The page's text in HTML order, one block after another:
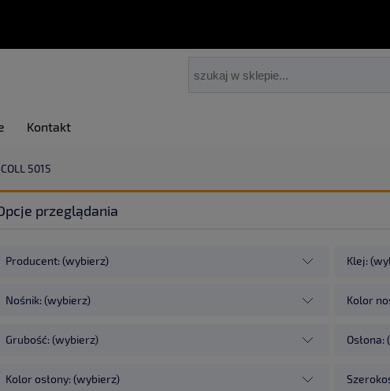
Kontakt
5015
przeglądania
Producent: (wybierz) Klej:
Nośnik: (wybierz) Kolor
Grubość: (wybierz)
Kolor osłony: (wybierz)